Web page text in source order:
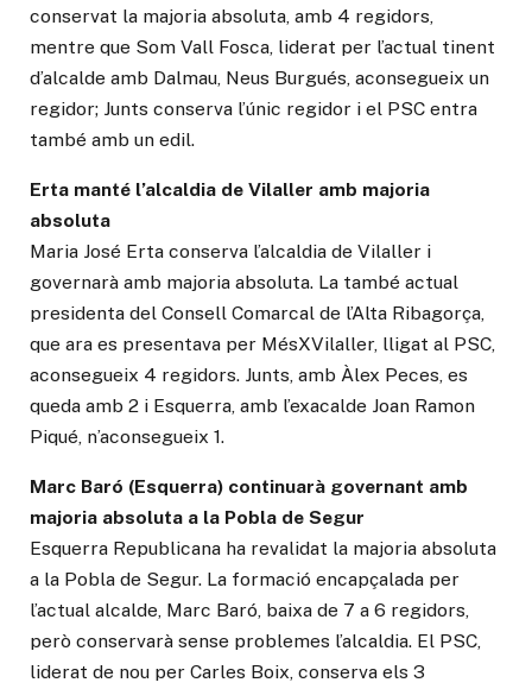
conservat la majoria absoluta, amb 4 regidors,
mentre que Som Vall Fosca, liderat per l’actual tinent
d’alcalde amb Dalmau, Neus Burgués, aconsegueix un
regidor; Junts conserva l’únic regidor i el PSC entra
també amb un edil.
Erta manté l’alcaldia de Vilaller amb majoria
absoluta
Maria José Erta conserva l’alcaldia de Vilaller i
governarà amb majoria absoluta. La també actual
presidenta del Consell Comarcal de l’Alta Ribagorça,
que ara es presentava per MésXVilaller, lligat al PSC,
aconsegueix 4 regidors. Junts, amb Àlex Peces, es
queda amb 2 i Esquerra, amb l’exacalde Joan Ramon
Piqué, n’aconsegueix 1.
Marc Baró (Esquerra) continuarà governant amb
majoria absoluta a la Pobla de Segur
Esquerra Republicana ha revalidat la majoria absoluta
a la Pobla de Segur. La formació encapçalada per
l’actual alcalde, Marc Baró, baixa de 7 a 6 regidors,
però conservarà sense problemes l’alcaldia. El PSC,
liderat de nou per Carles Boix, conserva els 3